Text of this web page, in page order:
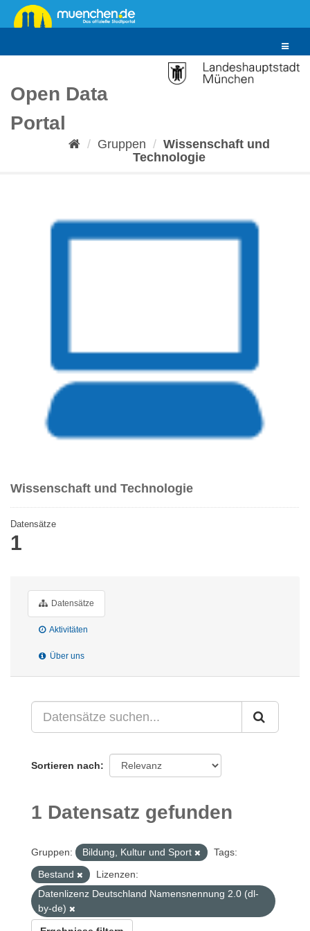
Überspringen
zum
Toggle
Open Data
Portal
Gruppen
Wissenschaft und
Technologie
Wissenschaft und Technologie
Datensätze
1
Datensätze
Aktivitäten
Über uns
Sortieren nach
1 Datensatz gefunden
Gruppen: Bildung, Kultur und Sport
Tags:
Bestand
Lizenzen:
Datenlizenz Deutschland Namensnennung 2.0 (dl-
by-de)